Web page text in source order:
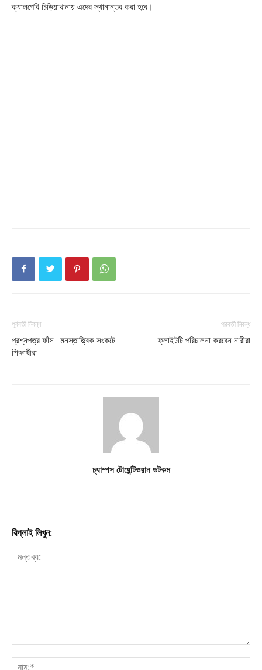
Contact us
ক্যালগেরি চিড়িয়াখানায় এদের স্থানান্তর করা হবে।
পূর্ববর্তী নিবন্ধ
প্রশ্নপত্র ফাঁস : মনস্তাত্ত্বিক সংকটে
শিক্ষার্থীরা
পরবর্তী নিবন্ধ
ফ্লাইটটি পরিচালনা করবেন নারীরা
চ্যাম্পস টোয়েন্টিওয়ান ডটকম
রিপ্লাই লিখুন: